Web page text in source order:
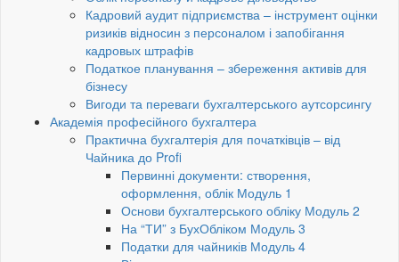
Кадровий аудит підприємства – інструмент оцінки
ризиків відносин з персоналом і запобігання
кадровых штрафів
Податкое планування – збереження активів для
бізнесу
Вигоди та переваги бухгалтерського аутсорсингу
Академія професійного бухгалтера
Практична бухгалтерія для початківців – від
Чайника до Profi
Первинні документи: створення,
оформлення, облік Модуль 1
Основи бухгалтерського обліку Модуль 2
На “ТИ” з БухОбліком Модуль 3
Податки для чайників Модуль 4